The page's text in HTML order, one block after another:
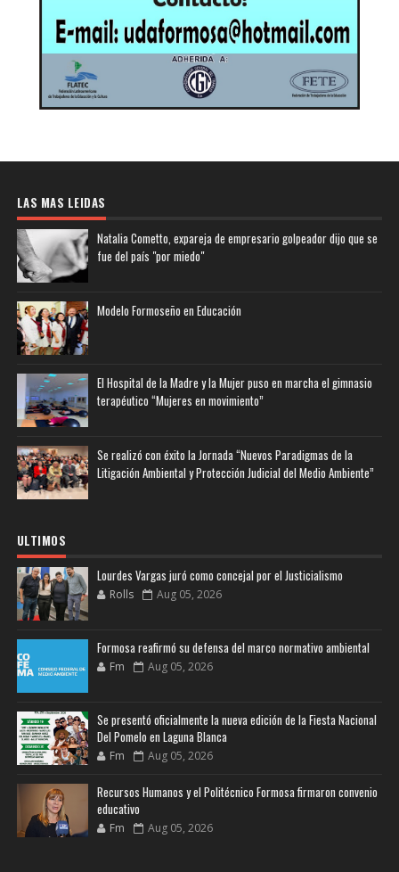
LAS MAS LEIDAS
Natalia Cometto, expareja de empresario golpeador dijo que se
fue del país "por miedo"
Modelo Formoseño en Educación
El Hospital de la Madre y la Mujer puso en marcha el gimnasio
terapéutico “Mujeres en movimiento”
Se realizó con éxito la Jornada “Nuevos Paradigmas de la
Litigación Ambiental y Protección Judicial del Medio Ambiente”
ULTIMOS
Lourdes Vargas juró como concejal por el Justicialismo
Rolls Aug 05, 2026
Formosa reafirmó su defensa del marco normativo ambiental
Fm Aug 05, 2026
Se presentó oficialmente la nueva edición de la Fiesta Nacional
Del Pomelo en Laguna Blanca
Fm Aug 05, 2026
Recursos Humanos y el Politécnico Formosa firmaron convenio
educativo
Fm Aug 05, 2026